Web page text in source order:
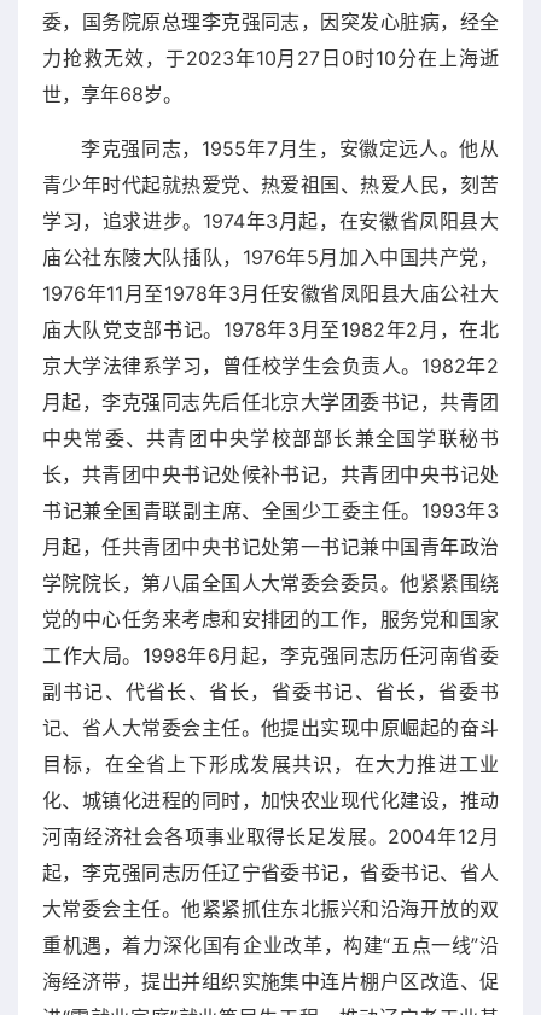
委，国务院原总理李克强同志，因突发心脏病，经全
力抢救无效，于2023年10月27日0时10分在上海逝
世，享年68岁。
李克强同志，1955年7月生，安徽定远人。他从
青少年时代起就热爱党、热爱祖国、热爱人民，刻苦
学习，追求进步。1974年3月起，在安徽省凤阳县大
庙公社东陵大队插队，1976年5月加入中国共产党，
1976年11月至1978年3月任安徽省凤阳县大庙公社大
庙大队党支部书记。1978年3月至1982年2月，在北
京大学法律系学习，曾任校学生会负责人。1982年2
月起，李克强同志先后任北京大学团委书记，共青团
中央常委、共青团中央学校部部长兼全国学联秘书
长，共青团中央书记处候补书记，共青团中央书记处
书记兼全国青联副主席、全国少工委主任。1993年3
月起，任共青团中央书记处第一书记兼中国青年政治
学院院长，第八届全国人大常委会委员。他紧紧围绕
党的中心任务来考虑和安排团的工作，服务党和国家
工作大局。1998年6月起，李克强同志历任河南省委
副书记、代省长、省长，省委书记、省长，省委书
记、省人大常委会主任。他提出实现中原崛起的奋斗
目标，在全省上下形成发展共识，在大力推进工业
化、城镇化进程的同时，加快农业现代化建设，推动
河南经济社会各项事业取得长足发展。2004年12月
起，李克强同志历任辽宁省委书记，省委书记、省人
大常委会主任。他紧紧抓住东北振兴和沿海开放的双
重机遇，着力深化国有企业改革，构建“五点一线”沿
海经济带，提出并组织实施集中连片棚户区改造、促